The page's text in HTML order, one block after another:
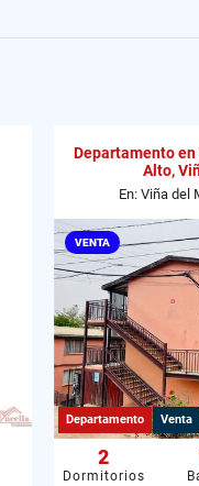
Departamento
Alto,
En: Viña del
VENTA
Departamento Venta
2
Dormitorios